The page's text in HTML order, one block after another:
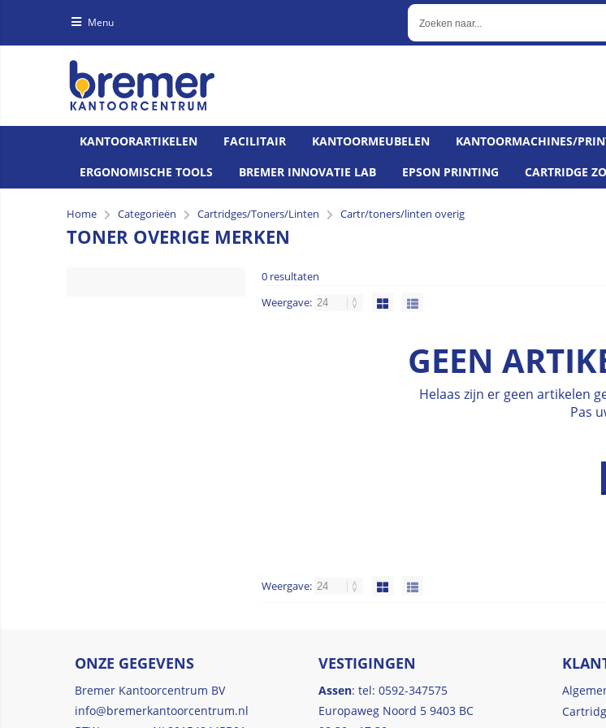
Menu
KANTOORARTIKELEN FACILITAIR KANTOORMEUBELEN KANTOORMACHINES/
ERGONOMISCHE TOOLS
BREMER INNOVATIE LAB EPSON PRINTING CARTRIDGE
Home Categorieën Cartridges/Toners/Linten Cartr/toners/linten overig
TONER OVERIGE MERKEN
0 resultaten
Weergave:
GEEN
Helaas zijn er geen artikelen
Pas
Weergave:
ONZE GEGEVENS
Bremer Kantoorcentrum BV
info@bremerkantoorcentrum.nl
VESTIGINGEN
Assen: tel: 0592-347575
Europaweg Noord 5 9403 BC